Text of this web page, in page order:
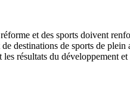
et des sports doivent
destinations de sports de
résultats du développement